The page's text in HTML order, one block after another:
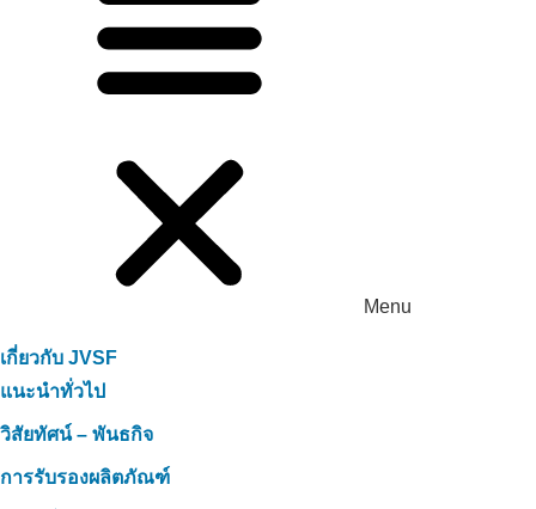
ฟาร์มปศุสัตว์ที่ฟาร์มโคนมฮาติญได้อย่าง
Menu
เกี่ยวกับ JVSF
แนะนำทั่วไป
วิสัยทัศน์ – พันธกิจ
การรับรองผลิตภัณฑ์